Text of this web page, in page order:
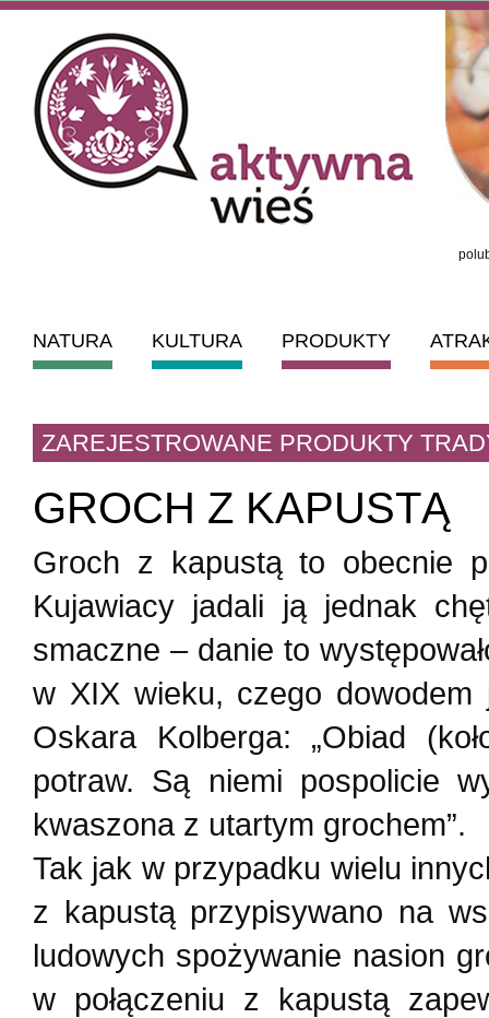
NATURA KULTURA PRODUKTY
ZAREJESTROWANE PRODUKTY
GROCH Z KAPUSTĄ
Groch z kapustą to obecnie
Kujawiacy jadali ją jednak
smaczne – danie to
w XIX wieku, czego
Oskara Kolberga: „Obiad
potraw. Są niemi pospolicie
kwaszona z utartym grochem”.
Tak jak w przypadku wielu
z kapustą przypisywano na
ludowych spożywanie nasion
w połączeniu z kapustą